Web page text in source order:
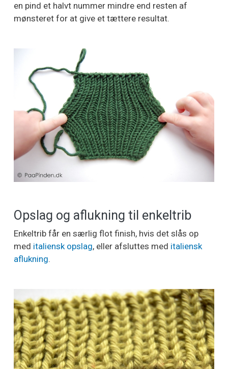
en pind et halvt nummer mindre end resten af
mønsteret for at give et tættere resultat.
Opslag og aflukning til enkeltrib
Enkeltrib får en særlig flot finish, hvis det slås op
med italiensk opslag, eller afsluttes med italiensk
aflukning.